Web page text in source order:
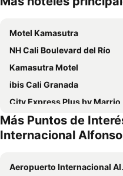
Motel Kamasutra
NH Cali Boulevard del Río
Kamasutra Motel
ibis Cali Granada
City Express Plus by Marriott Cali Colombia
Hotel Boutique Los
Hotel Spirito by Spiwak
Hotel Grand ilama
Más Puntos de
Internacional
Aeropuerto Internacional Alfonso Bonilla Aragón